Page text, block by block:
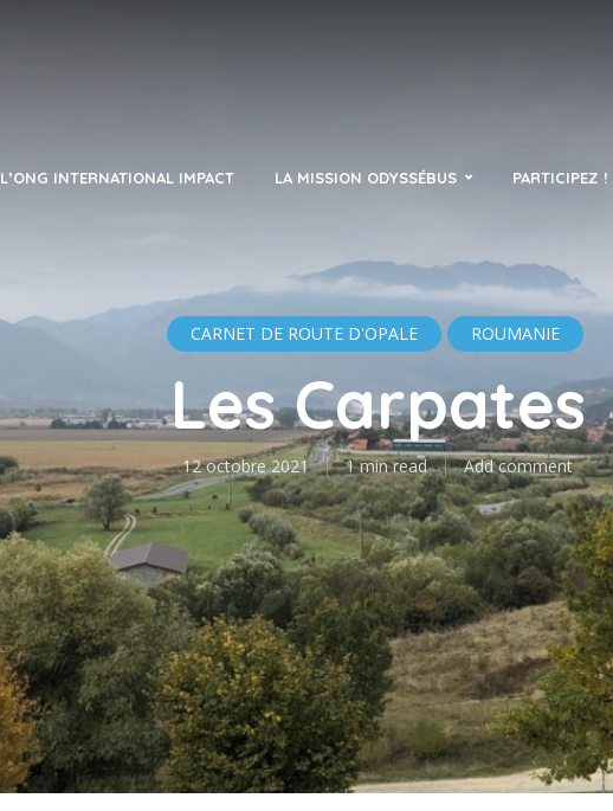
L’ONG INTERNATIONAL IMPACT LA MISSION ODYSSÉBUS PARTICIPEZ !
CARNET DE ROUTE D'OPALE ROUMANIE
Les Carpates
12 octobre 2021 1 min read Add comment